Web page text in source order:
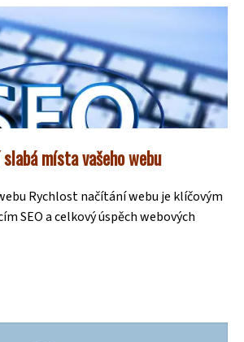
místa vašeho webu
Rychlost načítání webu je klíčovým
SEO a celkový úspěch webových